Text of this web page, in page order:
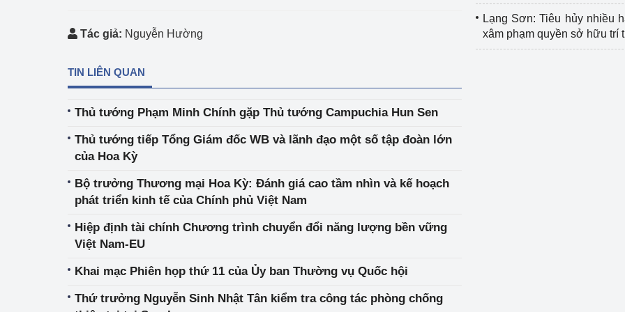
Tác giả: Nguyễn Hường
TIN LIÊN QUAN
Thủ tướng Phạm Minh Chính gặp Thủ tướng Campuchia Hun Sen
Thủ tướng tiếp Tổng Giám đốc WB và lãnh đạo một số tập đoàn lớn
của Hoa Kỳ
Bộ trưởng Thương mại Hoa Kỳ: Đánh giá cao tầm nhìn và kế hoạch
phát triển kinh tế của Chính phủ Việt Nam
Hiệp định tài chính Chương trình chuyển đổi năng lượng bền vững
Việt Nam-EU
Khai mạc Phiên họp thứ 11 của Ủy ban Thường vụ Quốc hội
Thứ trưởng Nguyễn Sinh Nhật Tân kiểm tra công tác phòng chống
Lạng Sơn: Tiêu hủy nhiều
xâm phạm quyền sở hữu trí